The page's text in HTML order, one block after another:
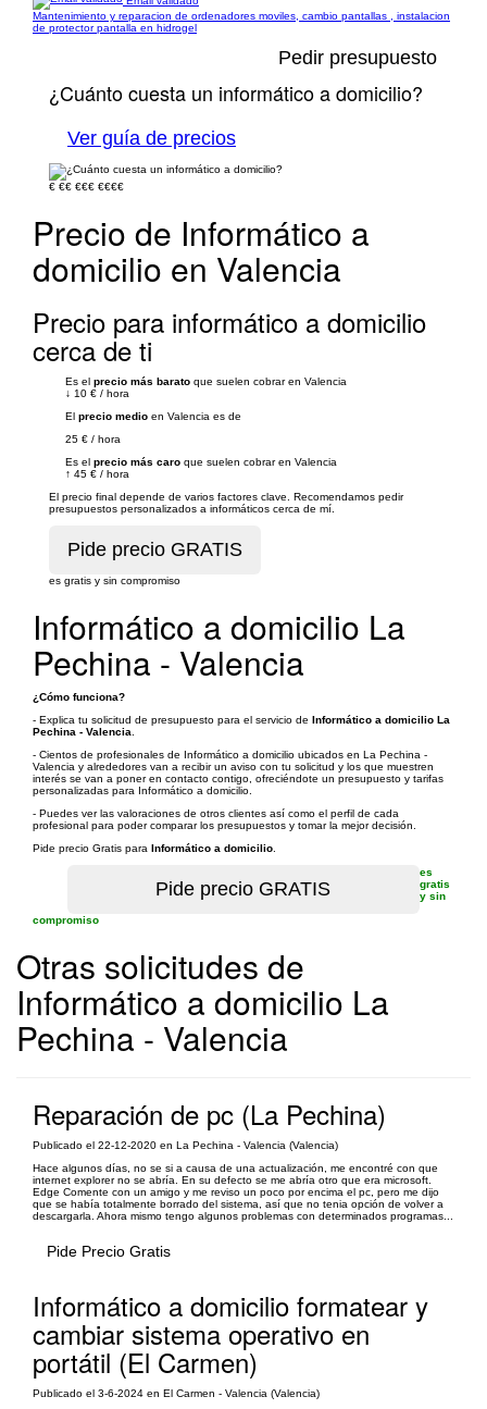
Mantenimiento y reparacion de ordenadores moviles, cambio pantallas , instalacion
de protector pantalla en hidrogel
Pedir presupuesto
¿Cuánto cuesta un informático a domicilio?
Ver guía de precios
€ €€ €€€ €€€€
Precio de Informático a
domicilio en Valencia
Precio para informático a domicilio
cerca de ti
Es el precio más barato que suelen cobrar en Valencia
↓ 10 € / hora
El precio medio en Valencia es de
25 € / hora
Es el precio más caro que suelen cobrar en Valencia
↑ 45 € / hora
El precio final depende de varios factores clave. Recomendamos pedir
presupuestos personalizados a informáticos cerca de mí.
es gratis y sin compromiso
Informático a domicilio La
Pechina - Valencia
¿Cómo funciona?
- Explica tu solicitud de presupuesto para el servicio de Informático a domicilio La
Pechina - Valencia
- Cientos de profesionales de Informático a domicilio ubicados en La Pechina -
Valencia y alrededores van a recibir un aviso con tu solicitud y los que muestren
interés se van a poner en contacto contigo, ofreciéndote un presupuesto y tarifas
personalizadas para Informático a domicilio.
- Puedes ver las valoraciones de otros clientes así como el perfil de cada
profesional para poder comparar los presupuestos y tomar la mejor decisión.
Pide precio Gratis para Informático a domicilio
es
gratis
y sin
compromiso
Otras solicitudes de
Informático a domicilio La
Pechina - Valencia
Reparación de pc (La Pechina)
Publicado el 22-12-2020 en La Pechina - Valencia (Valencia)
Hace algunos días, no se si a causa de una actualización, me encontré con que
internet explorer no se abría. En su defecto se me abría otro que era microsoft.
Edge Comente con un amigo y me reviso un poco por encima el pc, pero me dijo
que se había totalmente borrado del sistema, así que no tenia opción de volver a
descargarla. Ahora mismo tengo algunos problemas con determinados programas...
Pide Precio Gratis
Informático a domicilio formatear y
cambiar sistema operativo en
portátil (El Carmen)
Publicado el 3-6-2024 en El Carmen - Valencia (Valencia)